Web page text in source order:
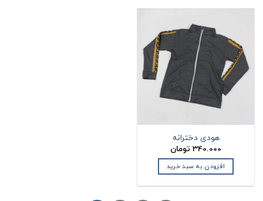
هودی دخترانه
340.000 تومان
افزودن به سبد خرید